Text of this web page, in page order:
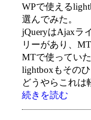
WPで使える
選んでみた。
jQueryはAjaxラ
リーがあり、
MTで使ってい
lightboxもそのひ
どうやらこれは
続きを読む